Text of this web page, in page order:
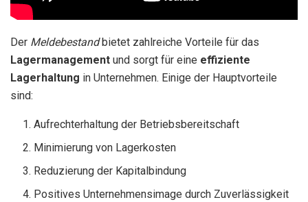
Der Meldebestandbietet zahlreiche Vorteile für das
Lagermanagement und sorgt für eine effiziente
Lagerhaltung in Unternehmen. Einige der Hauptvorteile
sind:
Aufrechterhaltung der Betriebsbereitschaft
Minimierung von Lagerkosten
Reduzierung der Kapitalbindung
Positives Unternehmensimage durch Zuverlässigkeit